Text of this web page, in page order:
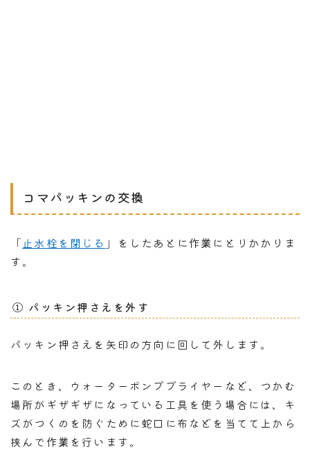
コマパッキンの交換
「 止水栓を閉じる 」をしたあとに作業にとりかかりま
す。
① パッキン押さえを外す
パッキン押さえを矢印の方向に回して外します。
このとき、ウォーターポンププライヤーなど、つかむ
場所がギザギザになっている工具を使う場合には、キ
ズがつくのを防ぐために蛇口に布などを当てて上から
挟んで作業を行います。